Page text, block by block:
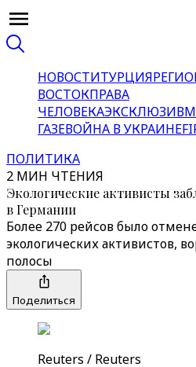
НОВОСТИТУРЦИЯ
ВОСТОКПРАВА
ЧЕЛОВЕКАЭКСКЛЮЗИВ
ГАЗЕВОЙНА В УКРАИНЕ
ПОЛИТИКА
2 МИН ЧТЕНИЯ
Экологические активисты
в Германии
Более 270 рейсов было
экологических активистов,
полосы
Поделиться
Reuters / Reuters